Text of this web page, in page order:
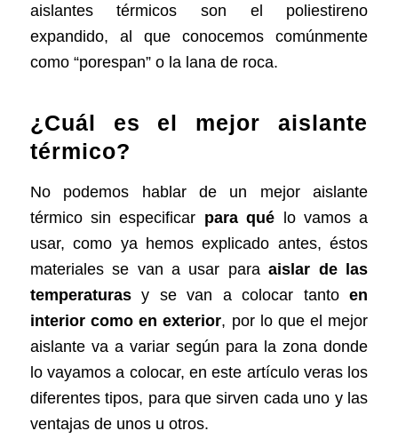
aislantes térmicos son el poliestireno
expandido, al que conocemos comúnmente
como “porespan” o la lana de roca.
¿Cuál es el mejor aislante
térmico?
No podemos hablar de un mejor aislante
térmico sin especificar para qué lo vamos a
usar, como ya hemos explicado antes, éstos
materiales se van a usar paraaislar de las
temperaturasy se van a colocar tantoen
interior como en exterior, por lo que el mejor
aislante va a variar según para la zona donde
lo vayamos a colocar, en este artículo veras los
diferentes tipos, para que sirven cada uno y las
ventajas de unos u otros.